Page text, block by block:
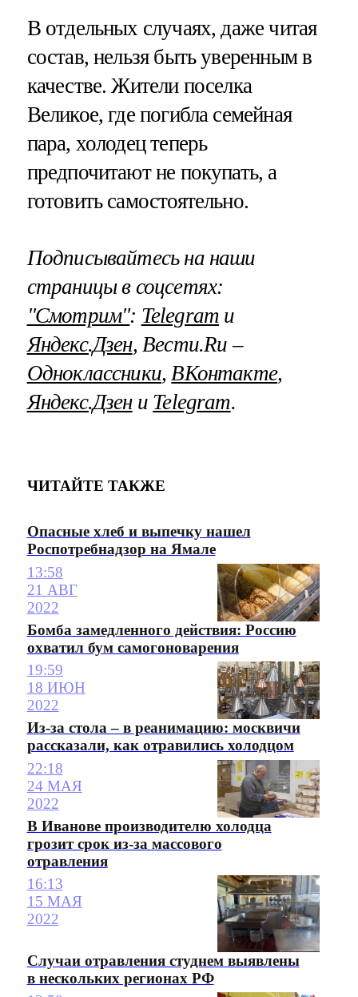
В отдельных случаях, даже читая
состав, нельзя быть уверенным в
качестве. Жители поселка
Великое, где погибла семейная
пара, холодец теперь
предпочитают не покупать, а
готовить самостоятельно.
Подписывайтесь на наши
страницы в соцсетях:
"Смотрим": Telegram и
Яндекс.Дзен, Вести.Ru –
Одноклассники,ВКонтакте,
Яндекс.Дзени Telegram.
ЧИТАЙТЕ ТАКЖЕ
Опасные хлеб и выпечку нашел
Роспотребнадзор на Ямале
13:58
21 АВГ
2022
Бомба замедленного действия: Россию
охватил бум самогоноварения
19:59
18 ИЮН
2022
Из-за стола – в реанимацию: москвичи
рассказали, как отравились холодцом
22:18
24 МАЯ
2022
В Иванове производителю холодца
грозит срок из-за массового
отравления
16:13
15 МАЯ
2022
Случаи отравления студнем выявлены
в нескольких регионах РФ